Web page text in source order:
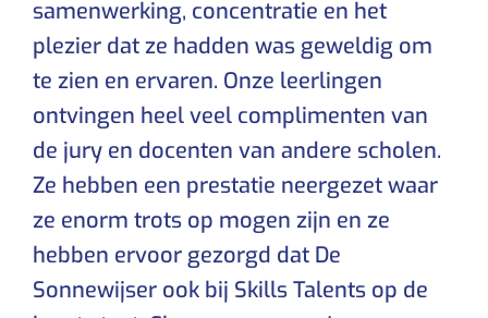
samenwerking, concentratie en het
plezier dat ze hadden was geweldig om
te zien en ervaren. Onze leerlingen
ontvingen heel veel complimenten van
de jury en docenten van andere scholen.
Ze hebben een prestatie neergezet waar
ze enorm trots op mogen zijn en ze
hebben ervoor gezorgd dat De
Sonnewijser ook bij Skills Talents op de